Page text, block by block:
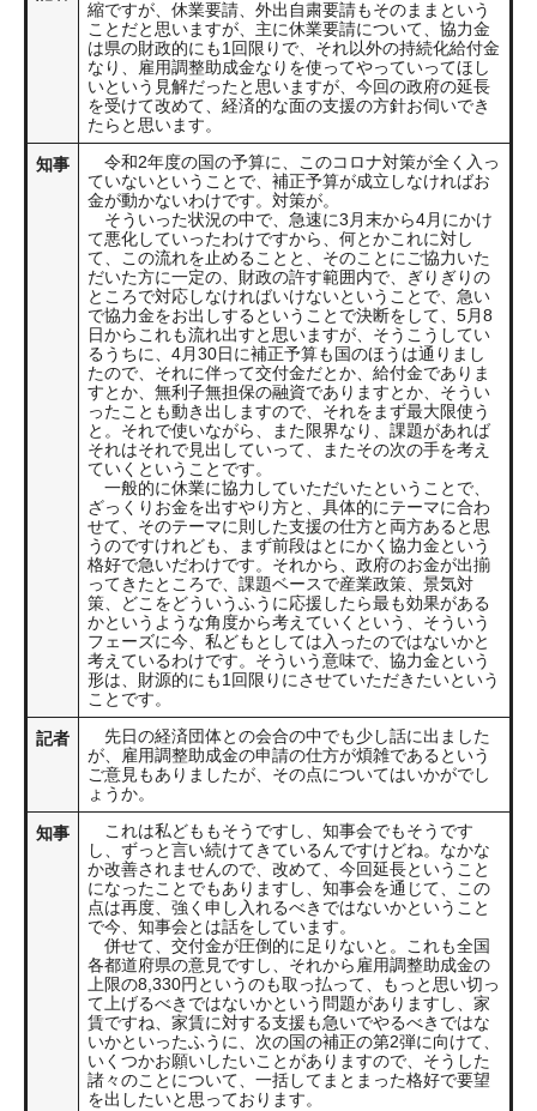
縮ですが、休業要請、外出自粛要請もそのままという
ことだと思いますが、主に休業要請について、協力金
は県の財政的にも1回限りで、それ以外の持続化給付金
なり、雇用調整助成金なりを使ってやっていってほし
いという見解だったと思いますが、今回の政府の延長
を受けて改めて、経済的な面の支援の方針お伺いでき
たらと思います。
知事
令和2年度の国の予算に、このコロナ対策が全く入っ
ていないということで、補正予算が成立しなければお
金が動かないわけです。対策が。
そういった状況の中で、急速に3月末から4月にかけ
て悪化していったわけですから、何とかこれに対し
て、この流れを止めることと、そのことにご協力いた
だいた方に一定の、財政の許す範囲内で、ぎりぎりの
ところで対応しなければいけないということで、急い
で協力金をお出しするということで決断をして、5月8
日からこれも流れ出すと思いますが、そうこうしてい
るうちに、4月30日に補正予算も国のほうは通りまし
たので、それに伴って交付金だとか、給付金でありま
すとか、無利子無担保の融資でありますとか、そうい
ったことも動き出しますので、それをまず最大限使う
と。それで使いながら、また限界なり、課題があれば
それはそれで見出していって、またその次の手を考え
ていくということです。
一般的に休業に協力していただいたということで、
ざっくりお金を出すやり方と、具体的にテーマに合わ
せて、そのテーマに則した支援の仕方と両方あると思
うのですけれども、まず前段はとにかく協力金という
格好で急いだわけです。それから、政府のお金が出揃
ってきたところで、課題ベースで産業政策、景気対
策、どこをどういうふうに応援したら最も効果がある
かというような角度から考えていくという、そういう
フェーズに今、私どもとしては入ったのではないかと
考えているわけです。そういう意味で、協力金という
形は、財源的にも1回限りにさせていただきたいという
ことです。
記者
先日の経済団体との会合の中でも少し話に出ました
が、雇用調整助成金の申請の仕方が煩雑であるという
ご意見もありましたが、その点についてはいかがでし
ょうか。
知事
これは私どももそうですし、知事会でもそうです
し、ずっと言い続けてきているんですけどね。なかな
か改善されませんので、改めて、今回延長ということ
になったことでもありますし、知事会を通じて、この
点は再度、強く申し入れるべきではないかということ
で今、知事会とは話をしています。
併せて、交付金が圧倒的に足りないと。これも全国
各都道府県の意見ですし、それから雇用調整助成金の
上限の8,330円というのも取っ払って、もっと思い切っ
て上げるべきではないかという問題がありますし、家
賃ですね、家賃に対する支援も急いでやるべきではな
いかといったふうに、次の国の補正の第2弾に向けて、
いくつかお願いしたいことがありますので、そうした
諸々のことについて、一括してまとまった格好で要望
を出したいと思っております。